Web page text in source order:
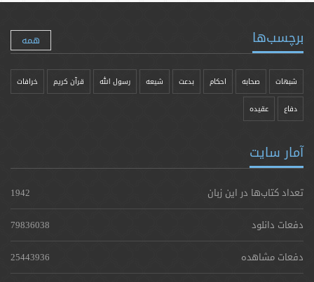
برچسب‌ها همه
شبهات صحابه احکام بدعت شیعه رسول الله قرآن کریم خرافات
دفاع عقیده
آمار سایت
تعداد کتاب‌ها در این زبان
1942
دفعات دانلود
79836038
دفعات مشاهده
25443936